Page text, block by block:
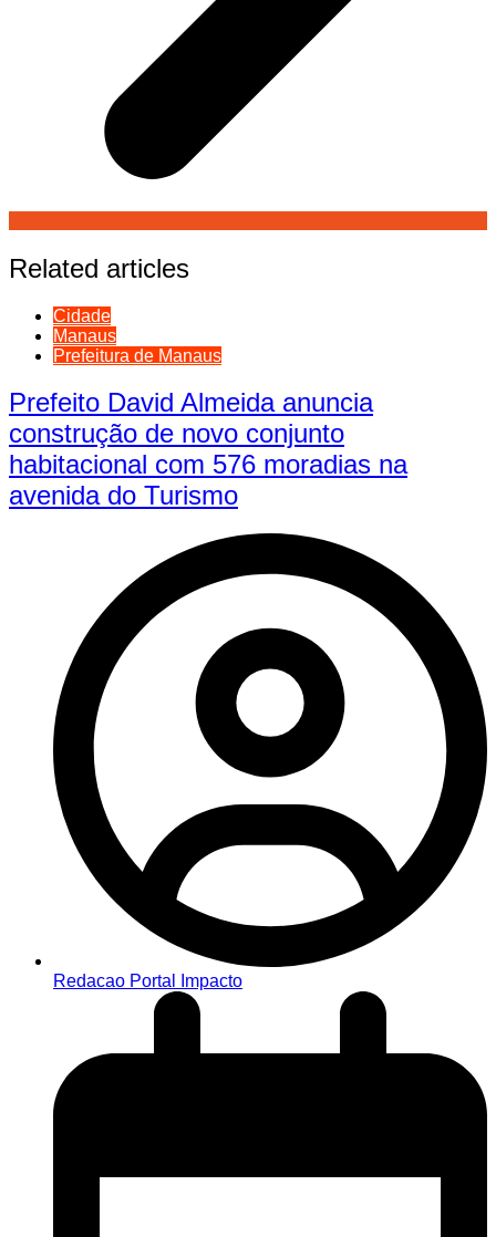
Related articles
Cidade
Manaus
Prefeitura de Manaus
Prefeito David Almeida anuncia
construção de novo conjunto
habitacional com 576 moradias na
avenida do Turismo
Redacao Portal Impacto